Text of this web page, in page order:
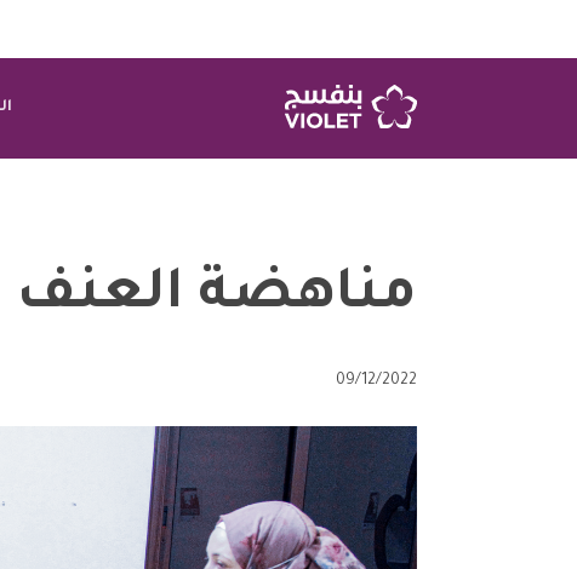
مناهضة العنف
09/12/2022